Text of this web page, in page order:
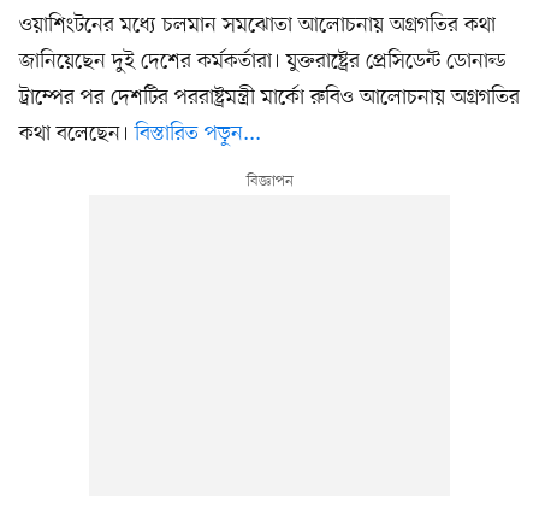
ওয়াশিংটনের মধ্যে চলমান সমঝোতা আলোচনায় অগ্রগতির কথা
জানিয়েছেন দুই দেশের কর্মকর্তারা। যুক্তরাষ্ট্রের প্রেসিডেন্ট ডোনাল্ড
ট্রাম্পের পর দেশটির পররাষ্ট্রমন্ত্রী মার্কো রুবিও আলোচনায় অগ্রগতির
কথা বলেছেন।বিস্তারিত পড়ুন...